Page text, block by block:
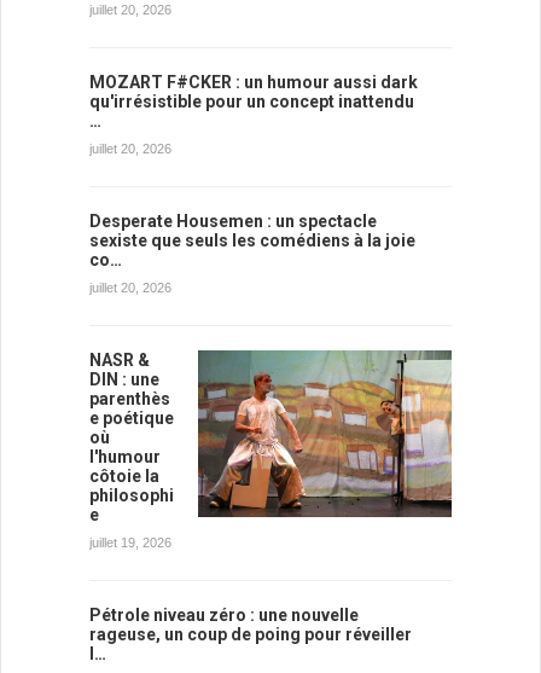
juillet 20, 2026
MOZART F#CKER : un humour aussi dark
qu'irrésistible pour un concept inattendu
…
juillet 20, 2026
Desperate Housemen : un spectacle
sexiste que seuls les comédiens à la joie
co…
juillet 20, 2026
NASR &
DIN : une
parenthès
e poétique
où
l'humour
côtoie la
philosophi
e
juillet 19, 2026
Pétrole niveau zéro : une nouvelle
rageuse, un coup de poing pour réveiller
l…